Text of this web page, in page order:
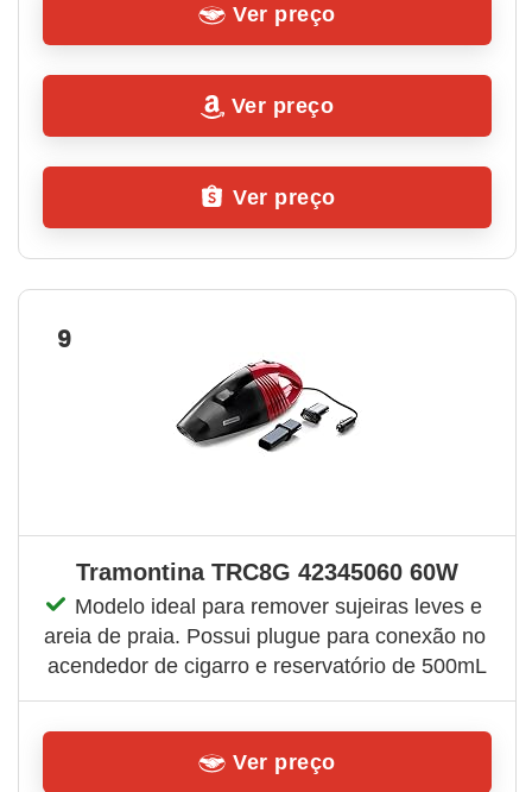
Ver preço
Ver preço
Ver preço
9
Tramontina TRC8G 42345060 60W
Modelo ideal para remover sujeiras leves e
areia de praia. Possui plugue para conexão no
acendedor de cigarro e reservatório de 500mL
Ver preço